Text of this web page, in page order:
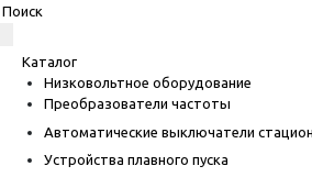
Каталог
Низковольтное оборудование
Преобразователи частоты
Автоматические выключатели
Устройства плавного пуска